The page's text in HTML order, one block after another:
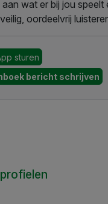
wat er bij jou speelt
oordeelvrij
sturen
bericht schrijven